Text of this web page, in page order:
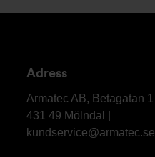
Adress
Armatec
Armatec AB, Betagatan 1
431 49 Mölndal |
kundservice@armatec.se